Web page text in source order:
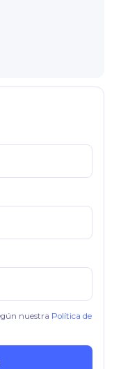
nuestra Política de